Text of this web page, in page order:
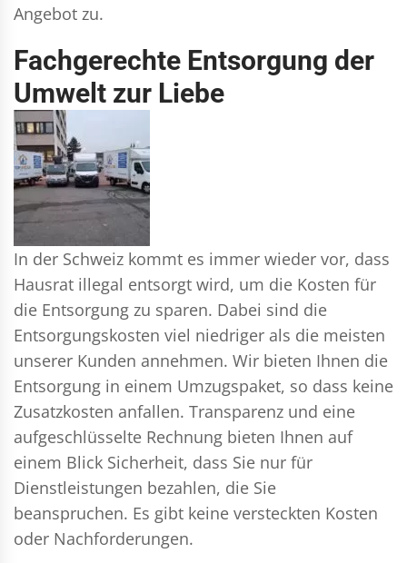
Angebot zu.
Fachgerechte Entsorgung der
Umwelt zur Liebe
In der Schweiz kommt es immer wieder vor, dass
Hausrat illegal entsorgt wird, um die Kosten für
die Entsorgung zu sparen. Dabei sind die
Entsorgungskosten viel niedriger als die meisten
unserer Kunden annehmen. Wir bieten Ihnen die
Entsorgung in einem Umzugspaket, so dass keine
Zusatzkosten anfallen. Transparenz und eine
aufgeschlüsselte Rechnung bieten Ihnen auf
einem Blick Sicherheit, dass Sie nur für
Dienstleistungen bezahlen, die Sie
beanspruchen. Es gibt keine versteckten Kosten
oder Nachforderungen.